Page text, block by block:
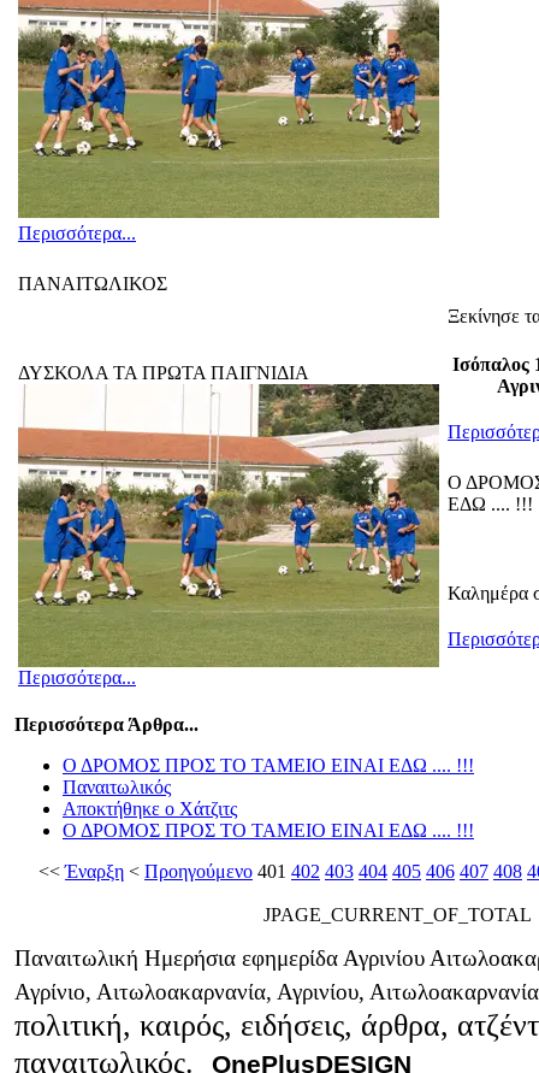
Περισσότερα...
ΠΑΝΑΙΤΩΛΙΚΟΣ
ΔΥΣΚΟΛΑ ΤΑ ΠΡΩΤΑ ΠΑΙΓΝΙΔΙΑ
Περισσότερα...
Ξεκίνησε
Ισόπαλος
Ο
ΕΔΩ .... !!!
Καλημέρα
Περισσότερα Άρθρα...
Ο ΔΡΟΜΟΣ ΠΡΟΣ ΤΟ ΤΑΜΕΙΟ ΕΙΝΑΙ ΕΔΩ .... !!!
Παναιτωλικός
Αποκτήθηκε ο Χάτζιτς
Ο ΔΡΟΜΟΣ ΠΡΟΣ ΤΟ ΤΑΜΕΙΟ ΕΙΝΑΙ ΕΔΩ .... !!!
<<Έναρξη < Προηγούμενο 401 402 403 404 405 406 407 408
JPAGE_CURRENT_OF_TOTAL
Παναιτωλική Ημερήσια εφημερίδα Αγρινίου
Αγρίνιο, Αιτωλοακαρνανία, Αγρινίου,
πολιτική, καιρός, ειδήσεις, άρθρα,
παναιτωλικός.
OnePlusDESIGN